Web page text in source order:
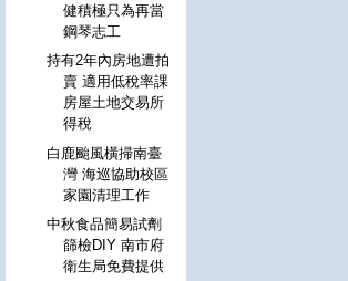
健積極只為再當
鋼琴志工
持有2年內房地遭拍
賣 適用低稅率課
房屋土地交易所
得稅
白鹿颱風橫掃南臺
灣 海巡協助校區
家園清理工作
中秋食品簡易試劑
篩檢DIY 南市府
衛生局免費提供